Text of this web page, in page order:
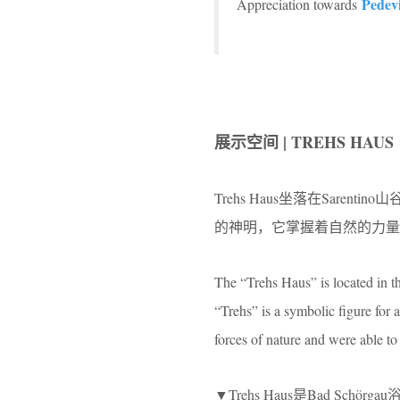
Appreciation towards
展示空间 | TREHS HAUS
Trehs Haus坐落在Sarentino
的神明，它掌握着自然的力
The “Trehs Haus” is located in
“Trehs” is a symbolic figure for
forces of nature and were able
▼Trehs Haus是Bad Schörgau